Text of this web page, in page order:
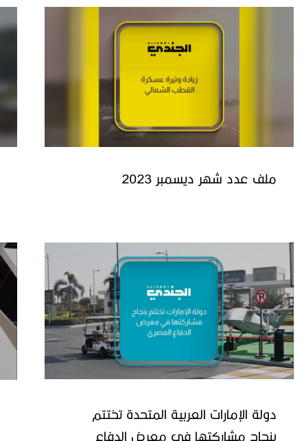
ملف عدد شهر ديسمبر 2023
دولة الإمارات العربية المتحدة تختتم
بنجاح مشاركتها في معرض الدفاع